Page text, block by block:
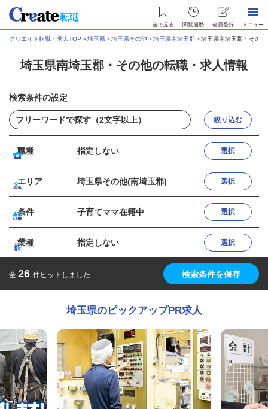
後で見る 閲覧履歴 会員登録 メニュー
クリエイト転職・求人TOP ＞埼玉県＞埼玉県その他＞埼玉県南埼玉郡＞埼玉県南埼玉郡・その
埼玉県南埼玉郡・その他の転職・求人情報
検索条件の設定
絞り込む
職種 指定しない 選択
エリア 埼玉県その他(南埼玉郡) 選択
条件 子育てママ在籍中 選択
業種 指定しない 選択
全 26 件ヒットしました 検索条件を保存
埼玉県のピックアップPR求人